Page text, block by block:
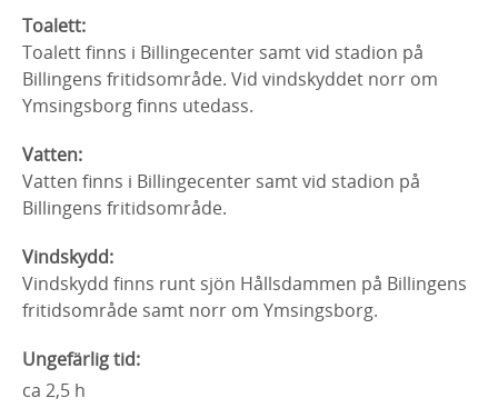
Toalett:
Toalett finns i Billingecenter samt vid stadion på
Billingens fritidsområde. Vid vindskyddet norr om
Ymsingsborg finns utedass.
Vatten:
Vatten finns i Billingecenter samt vid stadion på
Billingens fritidsområde.
Vindskydd:
Vindskydd finns runt sjön Hållsdammen på Billingens
fritidsområde samt norr om Ymsingsborg.
Ungefärlig tid:
ca 2,5 h